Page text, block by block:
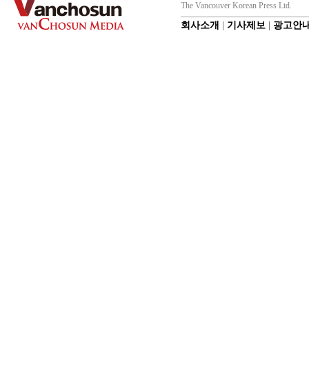
The Vancouver Korean Press Ltd.
회사소개 기사제보 광고안